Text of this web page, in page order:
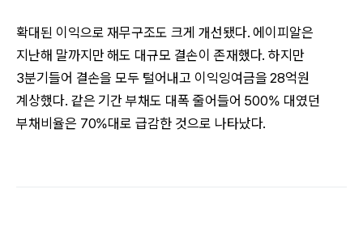
확대된 이익으로 재무구조도 크게 개선됐다. 에이피알은
지난해 말까지만 해도 대규모 결손이 존재했다. 하지만
3분기들어 결손을 모두 털어내고 이익잉여금을 28억원
계상했다. 같은 기간 부채도 대폭 줄어들어 500% 대였던
부채비율은 70%대로 급감한 것으로 나타났다.